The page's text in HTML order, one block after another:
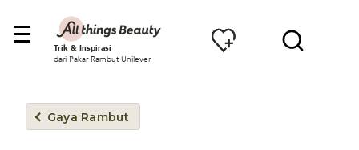
Trik & Inspirasi
dari Pakar Rambut Unilever
Gaya Rambut